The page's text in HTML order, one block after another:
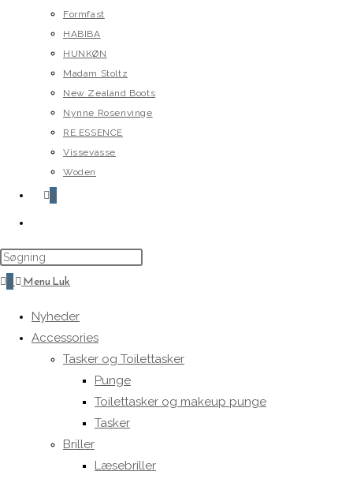
Formfast
HABIBA
HUNKØN
Madam Stoltz
New Zealand Boots
Nynne Rosenvinge
RE.ESSENCE
Vissevasse
Woden
0
website
search
0 MenuLuk
Nyheder
Accessories
Tasker og Toilettasker
Punge
Toilettasker og makeup punge
Tasker
Briller
Læsebriller